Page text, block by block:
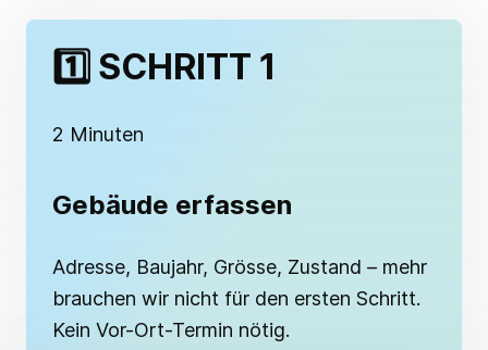
1️⃣ SCHRITT 1
2 Minuten
Gebäude erfassen
Adresse, Baujahr, Grösse, Zustand – mehr
brauchen wir nicht für den ersten Schritt.
Kein Vor-Ort-Termin nötig.